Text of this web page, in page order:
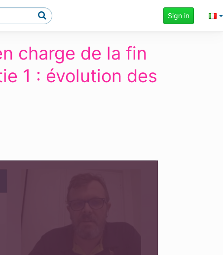
Sign in
charge de la fin
1 : évolution des